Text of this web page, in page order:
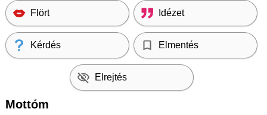
Flört Idézet
Kérdés Elmentés
Elrejtés
Mottóm